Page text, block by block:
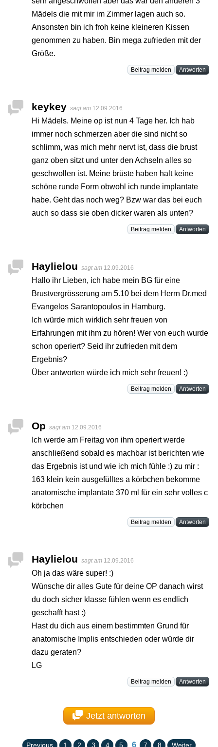
Mädels die mit mir im Zimmer lagen auch so.
Ansonsten bin ich froh keine kleineren Kissen
genommen zu haben. Bin mega zufrieden mit der
Größe.
Beitrag melden Antworten
keykey sagt am 12.09.2016
Hi Mädels. Meine op ist nun 4 Tage her. Ich hab
immer noch schmerzen aber die sind nicht so
schlimm, was mich mehr nervt ist, dass die brust
ganz oben sitzt und unter den Achseln alles so
geschwollen ist. Meine brüste haben halt keine
schöne runde Form obwohl ich runde implantate
habe. Geht das noch weg? Bzw war das bei euch
auch so dass sie oben dicker waren als unten?
Beitrag melden Antworten
Haylielou sagt am 12.09.2016
Hallo ihr Lieben, ich habe mein BG für eine
Brustvergrösserung am 5.10 bei dem Herrn Dr.med
Evangelos Sarantopoulos in Hamburg.
Ich würde mich wirklich sehr freuen von
Erfahrungen mit ihm zu hören! Wer von euch wurde
schon operiert? Seid ihr zufrieden mit dem
Ergebnis?
Über antworten würde ich mich sehr freuen! :)
Beitrag melden Antworten
Op sagt am 12.09.2016
Ich werde am Freitag von ihm operiert werde
anschließend sobald es machbar ist berichten wie
das Ergebnis ist und wie ich mich fühle :) zu mir :
163 klein kein ausgefülltes a körbchen bekomme
anatomische implantate 370 ml für ein sehr volles c
körbchen
Beitrag melden Antworten
Haylielou sagt am 12.09.2016
Oh ja das wäre super! :)
Wünsche dir alles Gute für deine OP danach wirst
du doch sicher klasse fühlen wenn es endlich
geschafft hast :)
Hast du dich aus einem bestimmten Grund für
anatomische Implis entschieden oder würde dir
dazu geraten?
LG
Beitrag melden Antworten
Jetzt antworten
Previous 1 2 3 4 5 6 7 8 Weiter